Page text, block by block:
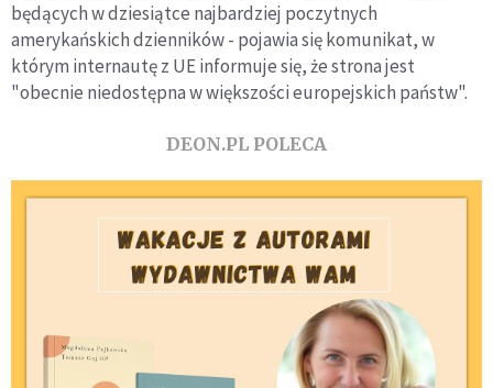
będących w dziesiątce najbardziej poczytnych
amerykańskich dzienników - pojawia się komunikat, w
którym internautę z UE informuje się, że strona jest
"obecnie niedostępna w większości europejskich państw".
DEON.PL POLECA